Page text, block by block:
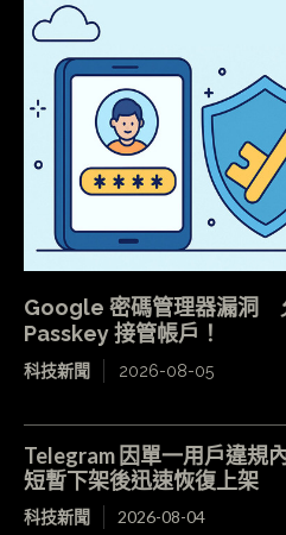
Google 密碼管理器漏洞
Passkey 接管帳戶！
科技新聞 2026-08-05
Telegram 因單一用戶違規
短暫下架後迅速恢復上架
科技新聞 2026-08-04